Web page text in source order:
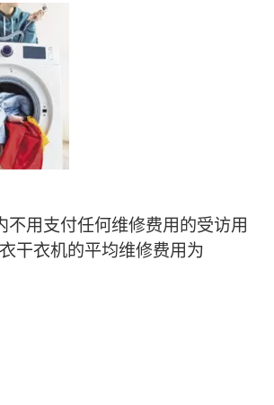
不用支付任何维修费用的受访用
干衣机的平均维修费用为